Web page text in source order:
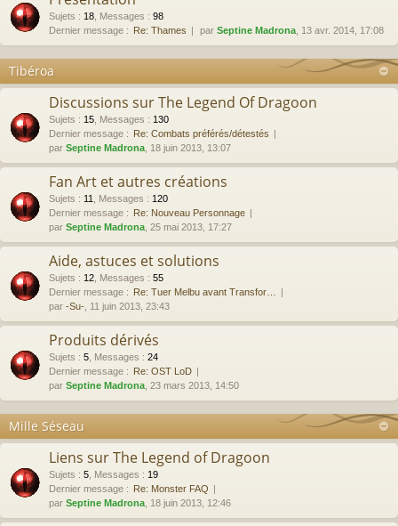
Sujets : 18 Messages : 98
Dernier message : Re: Thames par Septine Madrona , 13 avr. 2014, 17:08
Tibéroa
Discussions sur The Legend Of Dragoon
Sujets : 15 Messages : 130
Dernier message : Re: Combats préférés/détestés
par Septine Madrona , 18 juin 2013, 13:07
Fan Art et autres créations
Sujets : 11 Messages : 120
Dernier message : Re: Nouveau Personnage
par Septine Madrona , 25 mai 2013, 17:27
Aide, astuces et solutions
Sujets : 12 Messages : 55
Dernier message : Re: Tuer Melbu avant Transfor…
par -Su- , 11 juin 2013, 23:43
Produits dérivés
Sujets : 5 Messages : 24
Dernier message : Re: OST LoD
par Septine Madrona , 23 mars 2013, 14:50
Mille Séseau
Liens sur The Legend of Dragoon
Sujets : 5 Messages : 19
Dernier message : Re: Monster FAQ
par Septine Madrona , 18 juin 2013, 12:46